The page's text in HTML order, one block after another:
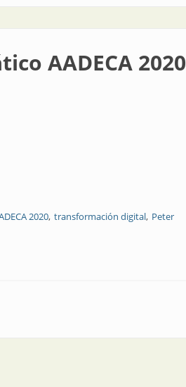
AADECA 2020
2020 transformación digital Peter